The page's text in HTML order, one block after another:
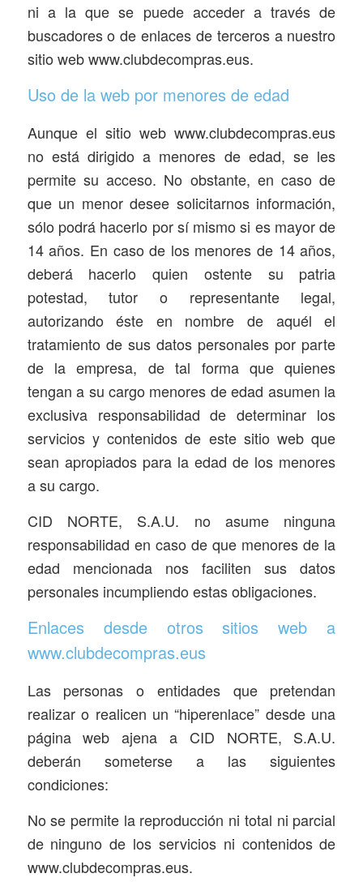
ni a la que se puede acceder a través de
buscadores o de enlaces de terceros a nuestro
sitio web www.clubdecompras.eus.
Uso de la web por menores de edad
Aunque el sitio web www.clubdecompras.eus
no está dirigido a menores de edad, se les
permite su acceso. No obstante, en caso de
que un menor desee solicitarnos información,
sólo podrá hacerlo por sí mismo si es mayor de
14 años. En caso de los menores de 14 años,
deberá hacerlo quien ostente su patria
potestad, tutor o representante legal,
autorizando éste en nombre de aquél el
tratamiento de sus datos personales por parte
de la empresa, de tal forma que quienes
tengan a su cargo menores de edad asumen la
exclusiva responsabilidad de determinar los
servicios y contenidos de este sitio web que
sean apropiados para la edad de los menores
a su cargo.
CID NORTE, S.A.U. no asume ninguna
responsabilidad en caso de que menores de la
edad mencionada nos faciliten sus datos
personales incumpliendo estas obligaciones.
Enlaces desde otros sitios web a
www.clubdecompras.eus
Las personas o entidades que pretendan
realizar o realicen un “hiperenlace” desde una
página web ajena a CID NORTE, S.A.U.
deberán someterse a las siguientes
condiciones:
No se permite la reproducción ni total ni parcial
de ninguno de los servicios ni contenidos de
www.clubdecompras.eus.